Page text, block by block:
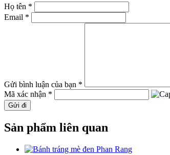
Họ tên *
Email *
Gửi bình luận của bạn *
Mã xác nhận *
Gửi đi
Sản phẩm liên quan